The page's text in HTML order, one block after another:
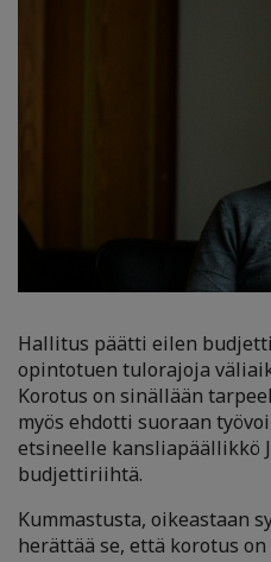
Hallitus päätti eilen
opintotuen tulorajoja
Korotus on sinällään
myös ehdotti suoraan
etsineelle kansliapäällikkö
budjettiriihtä.
Kummastusta, oikeastaan
herättää se, että korotus